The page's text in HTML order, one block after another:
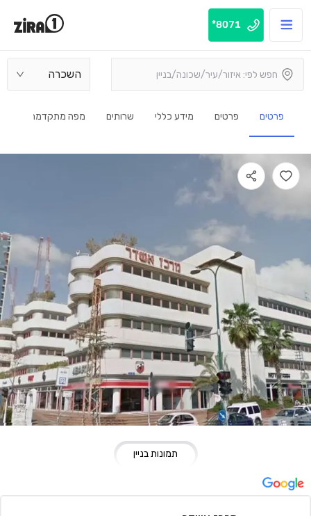
8071*
השכרה
פרטים פרטים מידע כללי שרותים מפה מתקדמת
תמונות בניין